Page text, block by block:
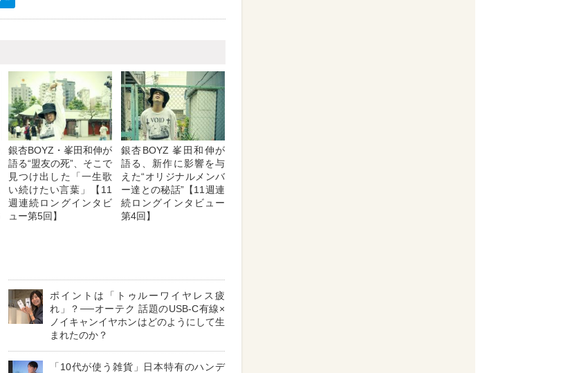
銀杏BOYZ・峯田和伸が
語る“盟友の死”、そこで
見つけ出した「一生歌
い続けたい言葉」【11
週連続ロングインタビ
ュー第5回】
銀杏BOYZ 峯田和伸が
語る、新作に影響を与
えた“オリジナルメンバ
ー達との秘話”【11週連
続ロングインタビュー
第4回】
ポイントは「トゥルーワイヤレス疲
れ」？──オーテク 話題のUSB-C有線×
ノイキャンイヤホンはどのようにして生
まれたのか？
「10代が使う雑貨」日本特有のハンデ